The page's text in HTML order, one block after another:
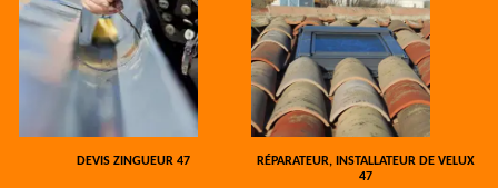
DEVIS ZINGUEUR 47
RÉPARATEUR, INSTALLATEUR DE VELUX
47